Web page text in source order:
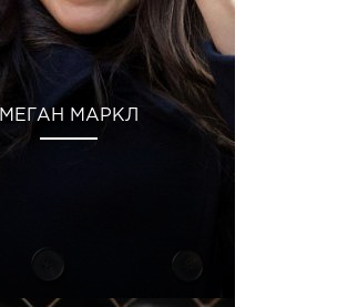
МЕГАН МАРКЛ